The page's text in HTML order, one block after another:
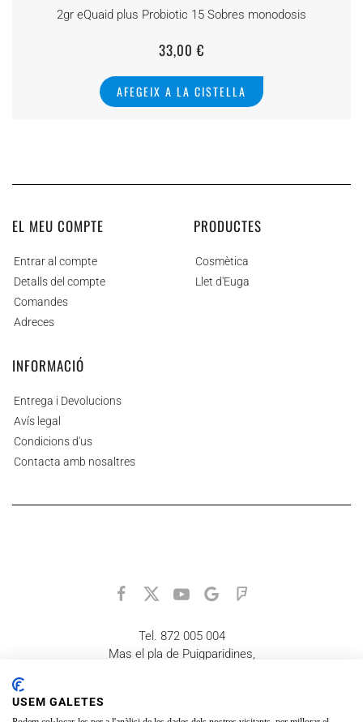
2gr eQuaid plus Probiotic 15 Sobres monodosis
33,00€
AFEGEIX A LA CISTELLA
EL MEU COMPTE
Entrar al compte
Detalls del compte
Comandes
Adreces
PRODUCTES
Cosmètica
Llet d'Euga
INFORMACIÓ
Entrega i Devolucions
Avís legal
Condicions d'us
Contacta amb nosaltres
Tel. 872 005 004
Mas el pla de Puigparidines,
Recordeu que està gestionat per voluntaris, no tenim horaris
USEM GALETES